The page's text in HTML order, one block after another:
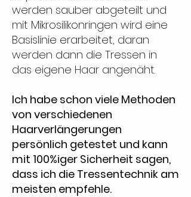
werden sauber abgeteilt und
mit Mikrosilikonringen wird eine
Basislinie erarbeitet, daran
werden dann die Tressen in
das eigene Haar angenäht.
Ich habe schon viele Methoden
von verschiedenen
Haarverlängerungen
persönlich getestet und kann
mit 100%iger Sicherheit sagen,
dass ich die Tressentechnik am
meisten empfehle.